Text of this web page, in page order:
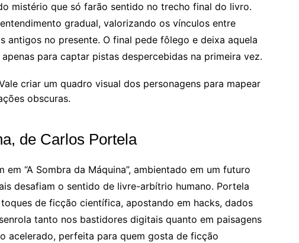
mistério que só farão sentido no trecho final do livro.
gradual, valorizando os vínculos entre
antigos no presente. O final pede fôlego e deixa aquela
para captar pistas despercebidas na primeira vez.
criar um quadro visual dos personagens para mapear
obscuras.
de Carlos Portela
em “A Sombra da Máquina”, ambientado em um futuro
desafiam o sentido de livre-arbítrio humano. Portela
de ficção científica, apostando em hacks, dados
tanto nos bastidores digitais quanto em paisagens
acelerado, perfeita para quem gosta de ficção